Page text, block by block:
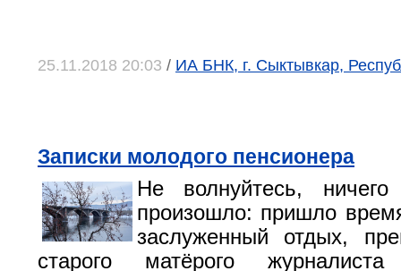
25.11.2018 20:03 / ИА БНК, г. Сыктывкар,
Записки молодого пенсионера
Не волнуйтесь,
произошло: пришло
заслуженный отдых,
старого матёрого